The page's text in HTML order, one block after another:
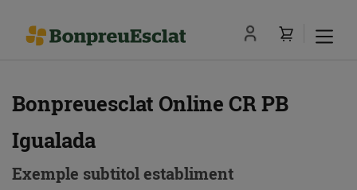
Bonpreuesclat Online CR PB
Igualada
Exemple subtitol establiment